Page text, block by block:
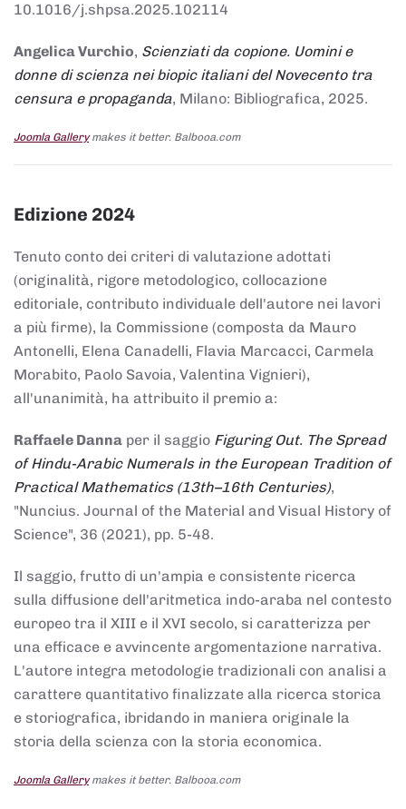
10.1016/j.shpsa.2025.102114
Angelica Vurchio, Scienziati da copione. Uomini e
donne di scienza nei biopic italiani del Novecento tra
censura e propaganda, Milano: Bibliografica, 2025.
Joomla Gallerymakes it better. Balbooa.com
Edizione 2024
Tenuto conto dei criteri di valutazione adottati
(originalità, rigore metodologico, collocazione
editoriale, contributo individuale dell'autore nei lavori
a più firme), la Commissione (composta da Mauro
Antonelli, Elena Canadelli, Flavia Marcacci, Carmela
Morabito, Paolo Savoia, Valentina Vignieri),
all'unanimità, ha attribuito il premio a:
Raffaele Danna per il saggio Figuring Out. The Spread
of Hindu-Arabic Numerals in the European Tradition of
Practical Mathematics (13th–16th Centuries),
"Nuncius. Journal of the Material and Visual History of
Science", 36 (2021), pp. 5-48.
Il saggio, frutto di un'ampia e consistente ricerca
sulla diffusione dell'aritmetica indo-araba nel contesto
europeo tra il XIII e il XVI secolo, si caratterizza per
una efficace e avvincente argomentazione narrativa.
L'autore integra metodologie tradizionali con analisi a
carattere quantitativo finalizzate alla ricerca storica
e storiografica, ibridando in maniera originale la
storia della scienza con la storia economica.
Joomla Gallerymakes it better. Balbooa.com